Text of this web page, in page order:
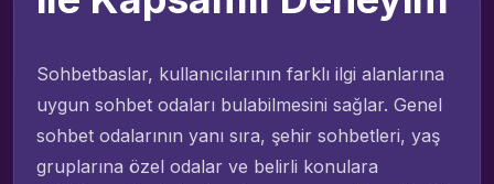
Sohbetbaslar, kullanıcılarının farklı ilgi alanlarına
uygun sohbet odaları bulabilmesini sağlar. Genel
sohbet odalarının yanı sıra, şehir sohbetleri, yaş
gruplarına özel odalar ve belirli konulara